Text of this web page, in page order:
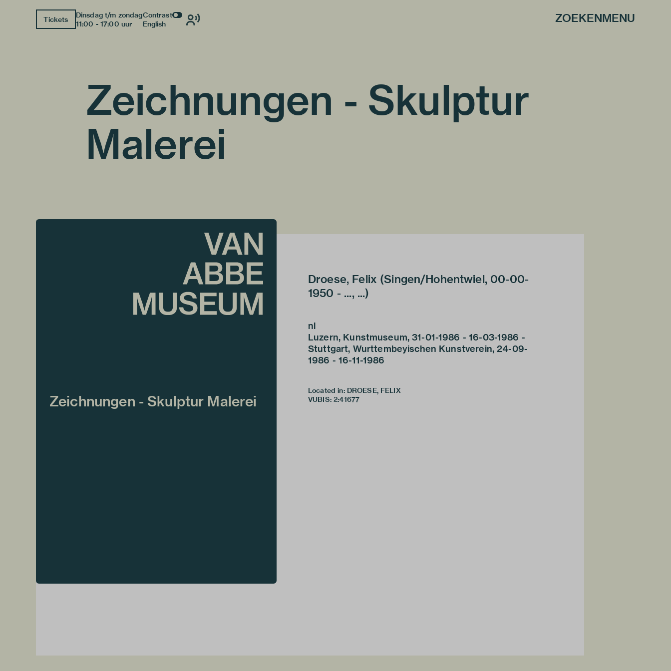
Tickets
Dinsdag t/m zondag
11:00 - 17:00 uur
Contrast
English
ZOEKENMENU
Zeichnungen - Skulptur
Malerei
Zeichnungen - Skulptur Malerei
Droese, Felix (Singen/Hohentwiel, 00-00-
1950 - ..., ...)
nl
Luzern, Kunstmuseum, 31-01-1986 - 16-03-1986 -
Stuttgart, Wurttembeyischen Kunstverein, 24-09-
1986 - 16-11-1986
Located in: DROESE, FELIX
VUBIS: 2:41677